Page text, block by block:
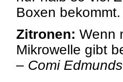
Boxen
Zitronen: Wenn
Mikrowelle gibt
– Comi Edmunds